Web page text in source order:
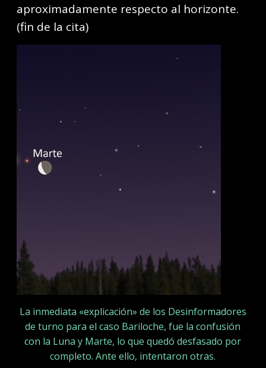
aproximadamente respecto al horizonte.
(fin de la cita)
La inmediata «explicación» de los Desinformadores
de turno para el caso Bariloche, fue la confusión
con la Luna y Marte, lo que quedó desfasado por
completo. Ante ello, intentaron otras.